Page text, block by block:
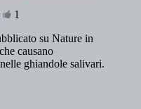
1
su Nature in
causano
ghiandole salivari.